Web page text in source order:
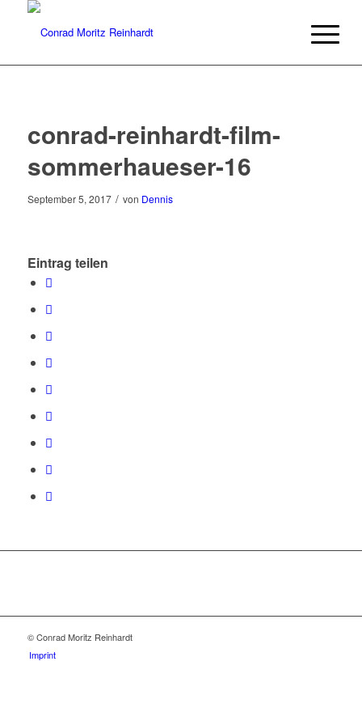
conrad-reinhardt-film-
sommerhaueser-16
September 5, 2017 / von Dennis
Eintrag teilen
© Conrad Moritz Reinhardt
Imprint